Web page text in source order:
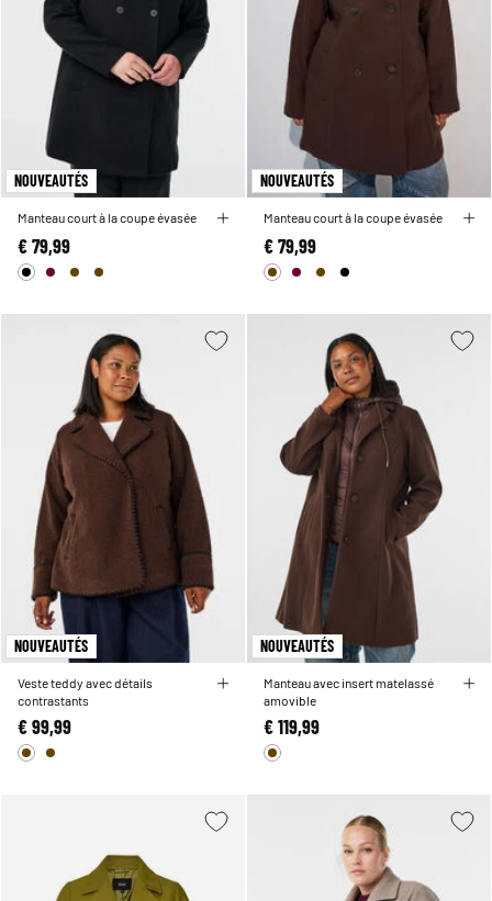
NOUVEAUTÉS
Manteau court à la coupe évasée
€ 79,99
NOUVEAUTÉS
Manteau court à la coupe évasée
€ 79,99
NOUVEAUTÉS
Veste teddy avec détails
contrastants
€ 99,99
NOUVEAUTÉS
Manteau avec insert matelassé
amovible
€ 119,99